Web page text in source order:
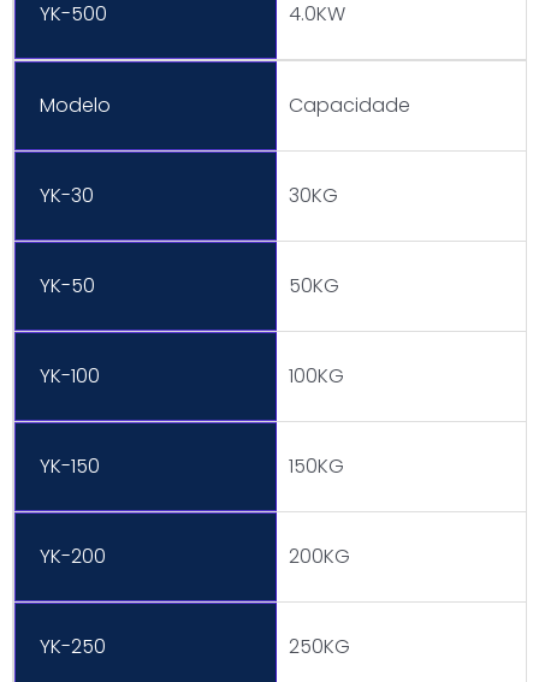
YK-500 4.0KW
Modelo Capacidade
YK-30 30KG
YK-50 50KG
YK-100 100KG
YK-150 150KG
YK-200 200KG
YK-250 250KG